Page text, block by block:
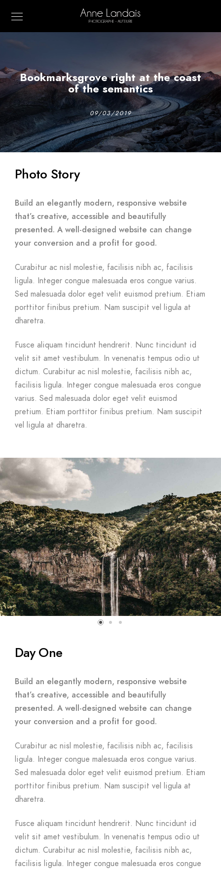
Bookmarksgrove right at the coast
of the semantics
09/03/2019
Photo Story
Build an elegantly modern, responsive website
that’s creative, accessible and beautifully
presented. A well-designed website can change
your conversion and a profit for good.
Curabitur ac nisl molestie, facilisis nibh ac, facilisis
ligula. Integer congue malesuada eros congue varius.
Sed malesuada dolor eget velit euismod pretium. Etiam
porttitor finibus pretium. Nam suscipit vel ligula at
dharetra.
Fusce aliquam tincidunt hendrerit. Nunc tincidunt id
velit sit amet vestibulum. In venenatis tempus odio ut
dictum. Curabitur ac nisl molestie, facilisis nibh ac,
facilisis ligula. Integer congue malesuada eros congue
varius. Sed malesuada dolor eget velit euismod
pretium. Etiam porttitor finibus pretium. Nam suscipit
vel ligula at dharetra.
Day One
Build an elegantly modern, responsive website
that’s creative, accessible and beautifully
presented. A well-designed website can change
your conversion and a profit for good.
Curabitur ac nisl molestie, facilisis nibh ac, facilisis
ligula. Integer congue malesuada eros congue varius.
Sed malesuada dolor eget velit euismod pretium. Etiam
porttitor finibus pretium. Nam suscipit vel ligula at
dharetra.
Fusce aliquam tincidunt hendrerit. Nunc tincidunt id
velit sit amet vestibulum. In venenatis tempus odio ut
dictum. Curabitur ac nisl molestie, facilisis nibh ac,
facilisis ligula. Integer congue malesuada eros congue